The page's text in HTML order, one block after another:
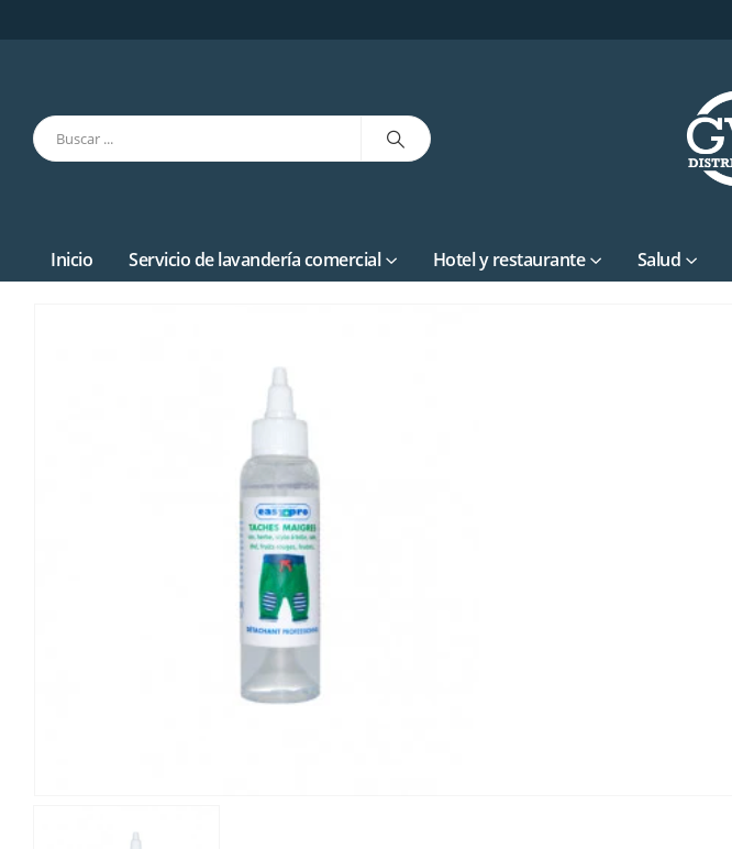
Inicio Servicio de lavandería comercial Hotel y restaurante Salud